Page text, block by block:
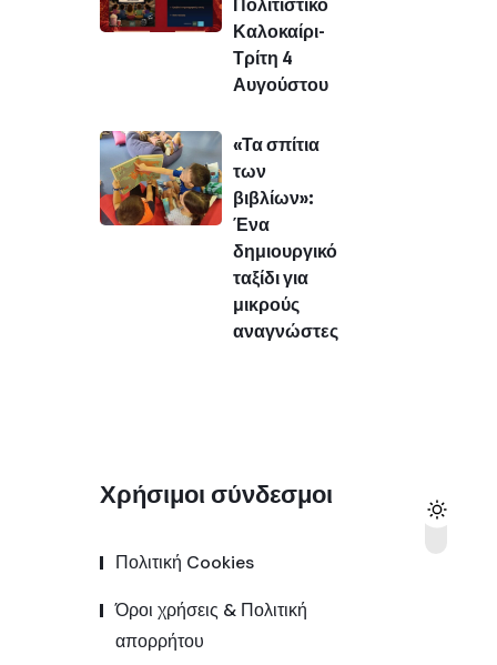
Πολιτιστικό
Καλοκαίρι-
Τρίτη 4
Αυγούστου
«Τα σπίτια
των
βιβλίων»:
Ένα
δημιουργικό
ταξίδι για
μικρούς
αναγνώστες
Χρήσιμοι σύνδεσμοι
Πολιτική Cookies
Όροι χρήσεις & Πολιτική
απορρήτου